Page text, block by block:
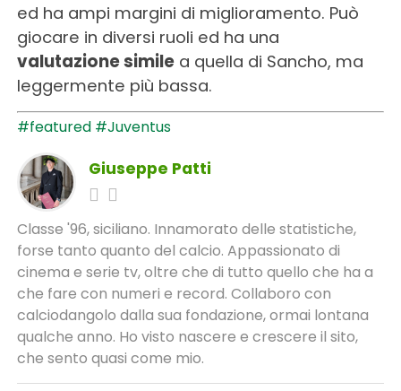
ed ha ampi margini di miglioramento. Può
giocare in diversi ruoli ed ha una
valutazione similea quella di Sancho, ma
leggermente più bassa.
#featured #Juventus
Giuseppe Patti
Classe '96, siciliano. Innamorato delle statistiche,
forse tanto quanto del calcio. Appassionato di
cinema e serie tv, oltre che di tutto quello che ha a
che fare con numeri e record. Collaboro con
calciodangolo dalla sua fondazione, ormai lontana
qualche anno. Ho visto nascere e crescere il sito,
che sento quasi come mio.